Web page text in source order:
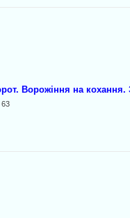
Ворожіння на кохання.
63